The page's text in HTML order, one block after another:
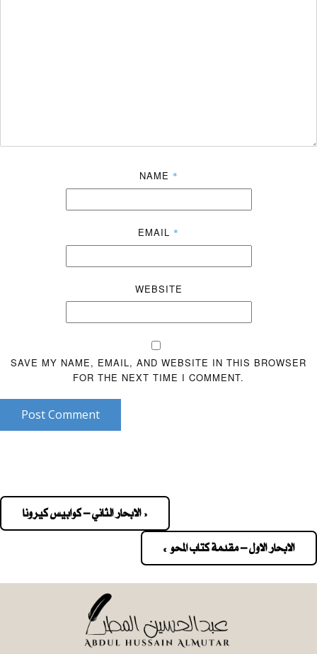
NAME *
EMAIL *
WEBSITE
SAVE MY NAME, EMAIL, AND WEBSITE IN THIS BROWSER
FOR THE NEXT TIME I COMMENT.
Post Comment
navigation
« الابحار الثاني – كوابيس كيرونا
الابحار الاول – مقدمة كتاب المحو »